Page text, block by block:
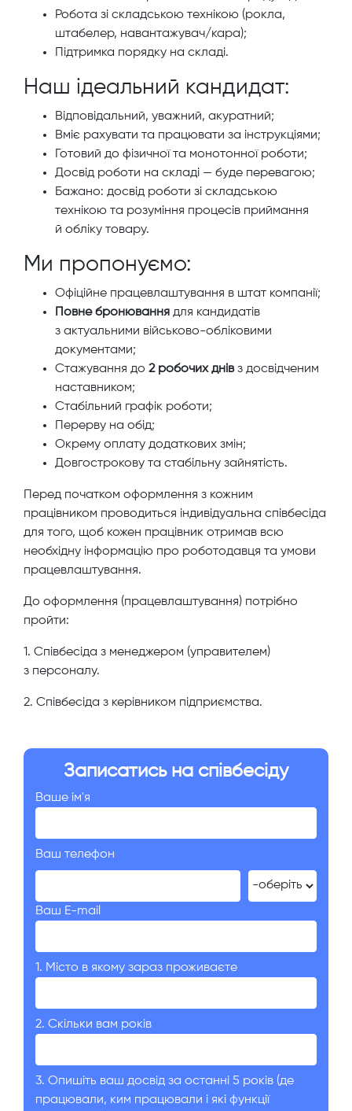
Робота зі складською технікою (рокла,
штабелер, навантажувач/кара);
Підтримка порядку на складі.
Наш ідеальний кандидат:
Відповідальний, уважний, акуратний;
Вміє рахувати та працювати за інструкціями;
Готовий до фізичної та монотонної роботи;
Досвід роботи на складі — буде перевагою;
Бажано: досвід роботи зі складською
технікою та розуміння процесів приймання
й обліку товару.
Ми пропонуємо:
Офіційне працевлаштування в штат компанії;
Повне бронювання для кандидатів
з актуальними військово-обліковими
документами;
Стажування до 2 робочих днівз досвідченим
наставником;
Стабільний графік роботи;
Перерву на обід;
Окрему оплату додаткових змін;
Довгострокову та стабільну зайнятість.
Перед початком оформлення з кожним
працівником проводиться індивідуальна співбесіда
для того, щоб кожен працівник отримав всю
необхідну інформацію про роботодавця та умови
працевлаштування.
До оформлення (працевлаштування) потрібно
пройти:
1. Співбесіда з менеджером (управителем)
з персоналу.
2. Співбесіда з керівником підприємства.
Записатись на співбесіду
Ваше ім'я
Ваш телефон
Ваш E-mail
1. Місто в якому зараз проживаєте
2. Скільки вам років
3. Опишіть ваш досвід за останні 5 років (де
працювали, ким працювали і які функції